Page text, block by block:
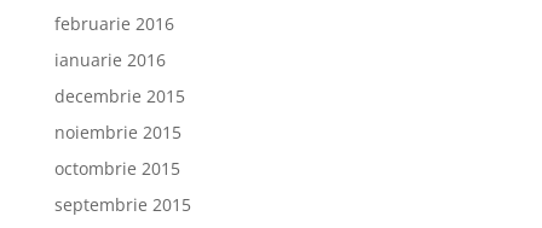
februarie 2016
ianuarie 2016
decembrie 2015
noiembrie 2015
octombrie 2015
septembrie 2015